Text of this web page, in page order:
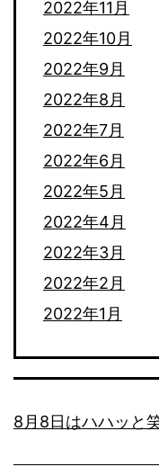
2022年11月
2022年10月
2022年9月
2022年8月
2022年7月
2022年6月
2022年5月
2022年4月
2022年3月
2022年2月
2022年1月
8月8日はハハッと